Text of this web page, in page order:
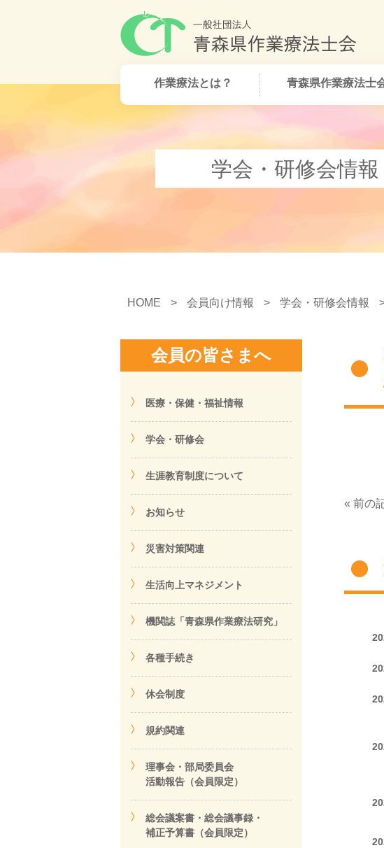
作業療法とは？ 青森県作業療法士
学会・研修会情報
HOME > 会員向け情報 > 学会・研修会情報
« 前の
会員の皆さまへ
医療・保健・福祉情報
学会・研修会
生涯教育制度について
お知らせ
災害対策関連
生活向上マネジメント
機関誌「青森県作業療法研究」
各種手続き
休会制度
規約関連
理事会・部局委員会
活動報告（会員限定）
総会議案書・総会議事録・
補正予算書（会員限定）